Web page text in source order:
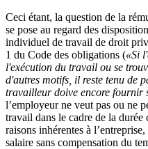
Ceci étant, la question de la
se pose au regard des
individuel de travail de droit
1 du Code des obligations («Si
l'exécution du travail ou se
d'autres motifs, il reste tenu de
travailleur doive encore fournir
l’employeur ne veut pas ou ne
travail dans le cadre de la
raisons inhérentes à
salaire sans compensation du